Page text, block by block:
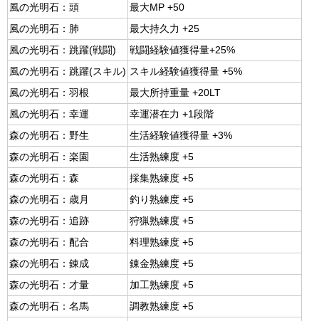
風の光明石：頭
最大MP +50
風の光明石：肺
最大持久力 +25
風の光明石：跳躍(戦闘)
戦闘経験値獲得量+25%
風の光明石：跳躍(スキル) スキル経験値獲得量 +5%
風の光明石：羽根
最大所持重量 +20LT
風の光明石：幸運
幸運潜在力 +1段階
森の光明石：野生
生活経験値獲得量 +3%
森の光明石：楽園
生活熟練度 +5
森の光明石：森
採集熟練度 +5
森の光明石：歳月
釣り熟練度 +5
森の光明石：追跡
狩猟熟練度 +5
森の光明石：配合
料理熟練度 +5
森の光明石：錬成
錬金熟練度 +5
森の光明石：才量
加工熟練度 +5
森の光明石：名馬
調教熟練度 +5